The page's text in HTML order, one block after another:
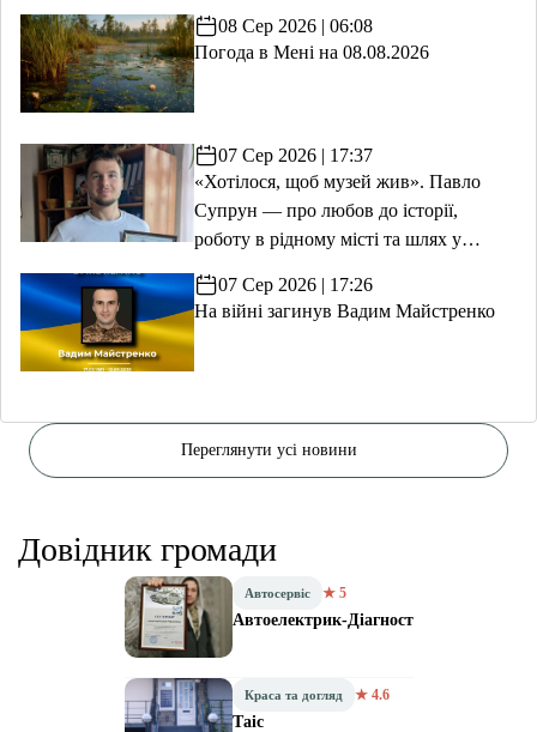
08 Сер 2026 | 06:08
Погода в Мені на 08.08.2026
07 Сер 2026 | 17:37
«Хотілося, щоб музей жив». Павло
Супрун — про любов до історії,
роботу в рідному місті та шлях у
07 Сер 2026 | 17:26
На війні загинув Вадим Майстренко
Переглянути усі новини
Довідник громади
Автосервіс ★ 5
Автоелектрик-Діагност
Краса та догляд ★ 4.6
Таіс